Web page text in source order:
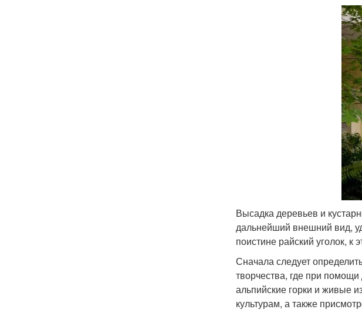
Высадка деревьев и
дальнейший внешний вид,
поистине райский уголок, к
Сначала следует
творчества, где при
альпийские горки и живые
культурам, а также